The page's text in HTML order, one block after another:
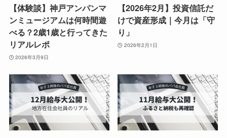
【体験談】神戸アンパンマ
ンミュージアムは何時間遊
べる？2歳1歳と行ってきた
リアルレポ
2026年3月9日
【2026年2月】投資信託だ
けで資産形成｜今月は「守
り」
2026年2月1日